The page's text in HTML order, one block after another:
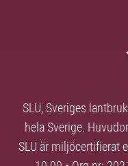
SLU, Sveriges
hela Sverige.
SLU är miljöcertifierat